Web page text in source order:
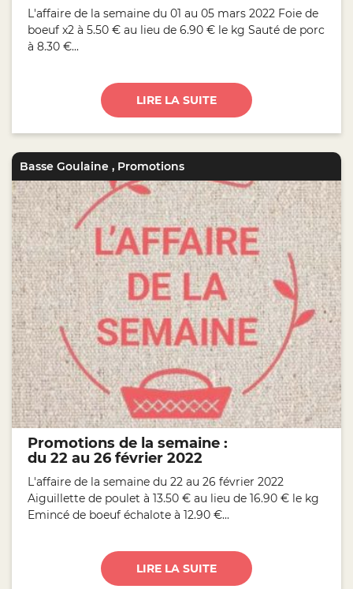
L'affaire de la semaine du 01 au 05 mars 2022 Foie de
boeuf x2 à 5.50 € au lieu de 6.90 € le kg Sauté de porc
à 8.30 €...
LIRE LA SUITE
Basse Goulaine , Promotions
Promotions de la semaine :
du 22 au 26 février 2022
L'affaire de la semaine du 22 au 26 février 2022
Aiguillette de poulet à 13.50 € au lieu de 16.90 € le kg
Emincé de boeuf échalote à 12.90 €...
LIRE LA SUITE